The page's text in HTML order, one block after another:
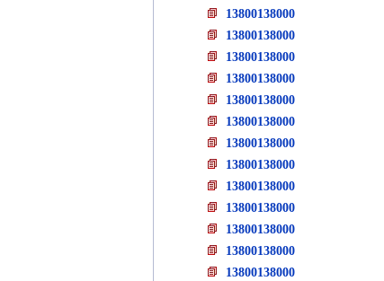
13800138000
13800138000
13800138000
13800138000
13800138000
13800138000
13800138000
13800138000
13800138000
13800138000
13800138000
13800138000
13800138000